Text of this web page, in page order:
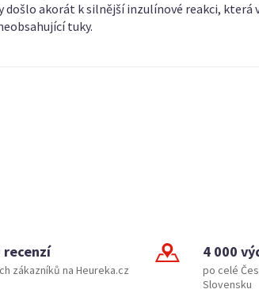
akorát k silnější inzulínové reakci,
tuky.
recenzí
zákazníků na Heureka.cz
4 000
po celé
Slovensku